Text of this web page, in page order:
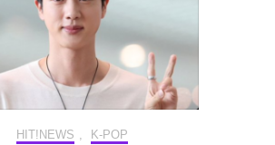
HIT!NEWS K-POP